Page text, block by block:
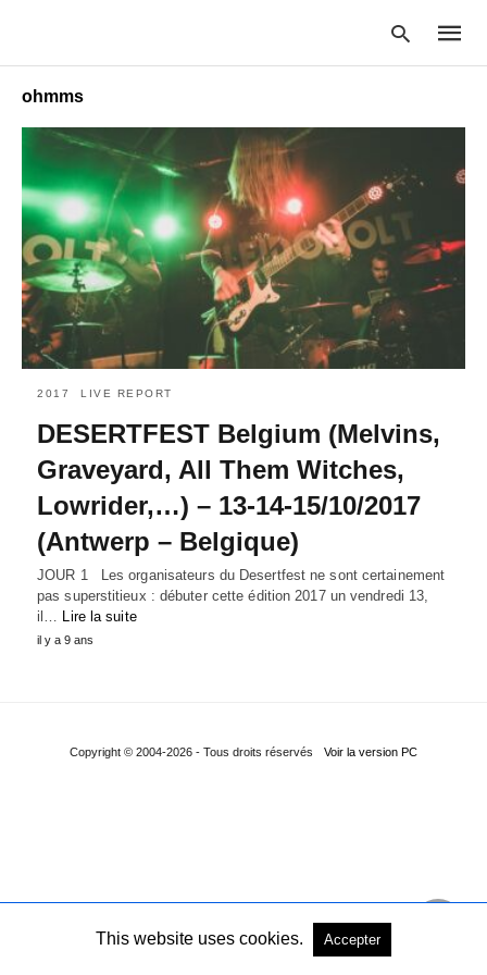
Type
your
and
hit
enter:
ohmms
2017 LIVE REPORT
DESERTFEST Belgium (Melvins,
Graveyard, All Them Witches,
Lowrider,…) – 13-14-15/10/2017
(Antwerp – Belgique)
JOUR 1 Les organisateurs du Desertfest ne sont certainement
pas superstitieux : débuter cette édition 2017 un vendredi 13,
il… Lire la suite
il y a 9 ans
Copyright © 2004-2026 - Tous droits réservés Voir la version PC
This website uses cookies. Accepter